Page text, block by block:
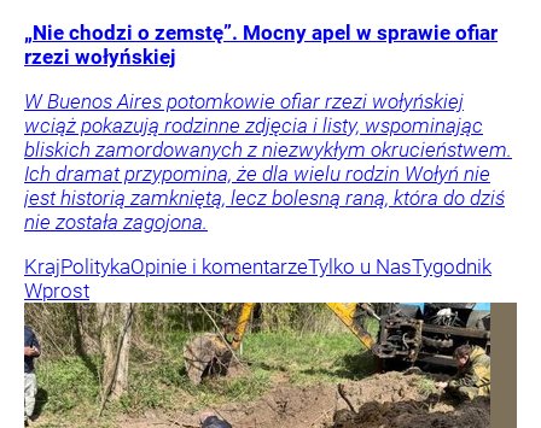
„Nie chodzi o zemstę”. Mocny apel w sprawie ofiar
rzezi wołyńskiej
W Buenos Aires potomkowie ofiar rzezi wołyńskiej
wciąż pokazują rodzinne zdjęcia i listy, wspominając
bliskich zamordowanych z niezwykłym okrucieństwem.
Ich dramat przypomina, że dla wielu rodzin Wołyń nie
jest historią zamkniętą, lecz bolesną raną, która do dziś
nie została zagojona.
KrajPolitykaOpinie i komentarzeTylko u NasTygodnik
Wprost